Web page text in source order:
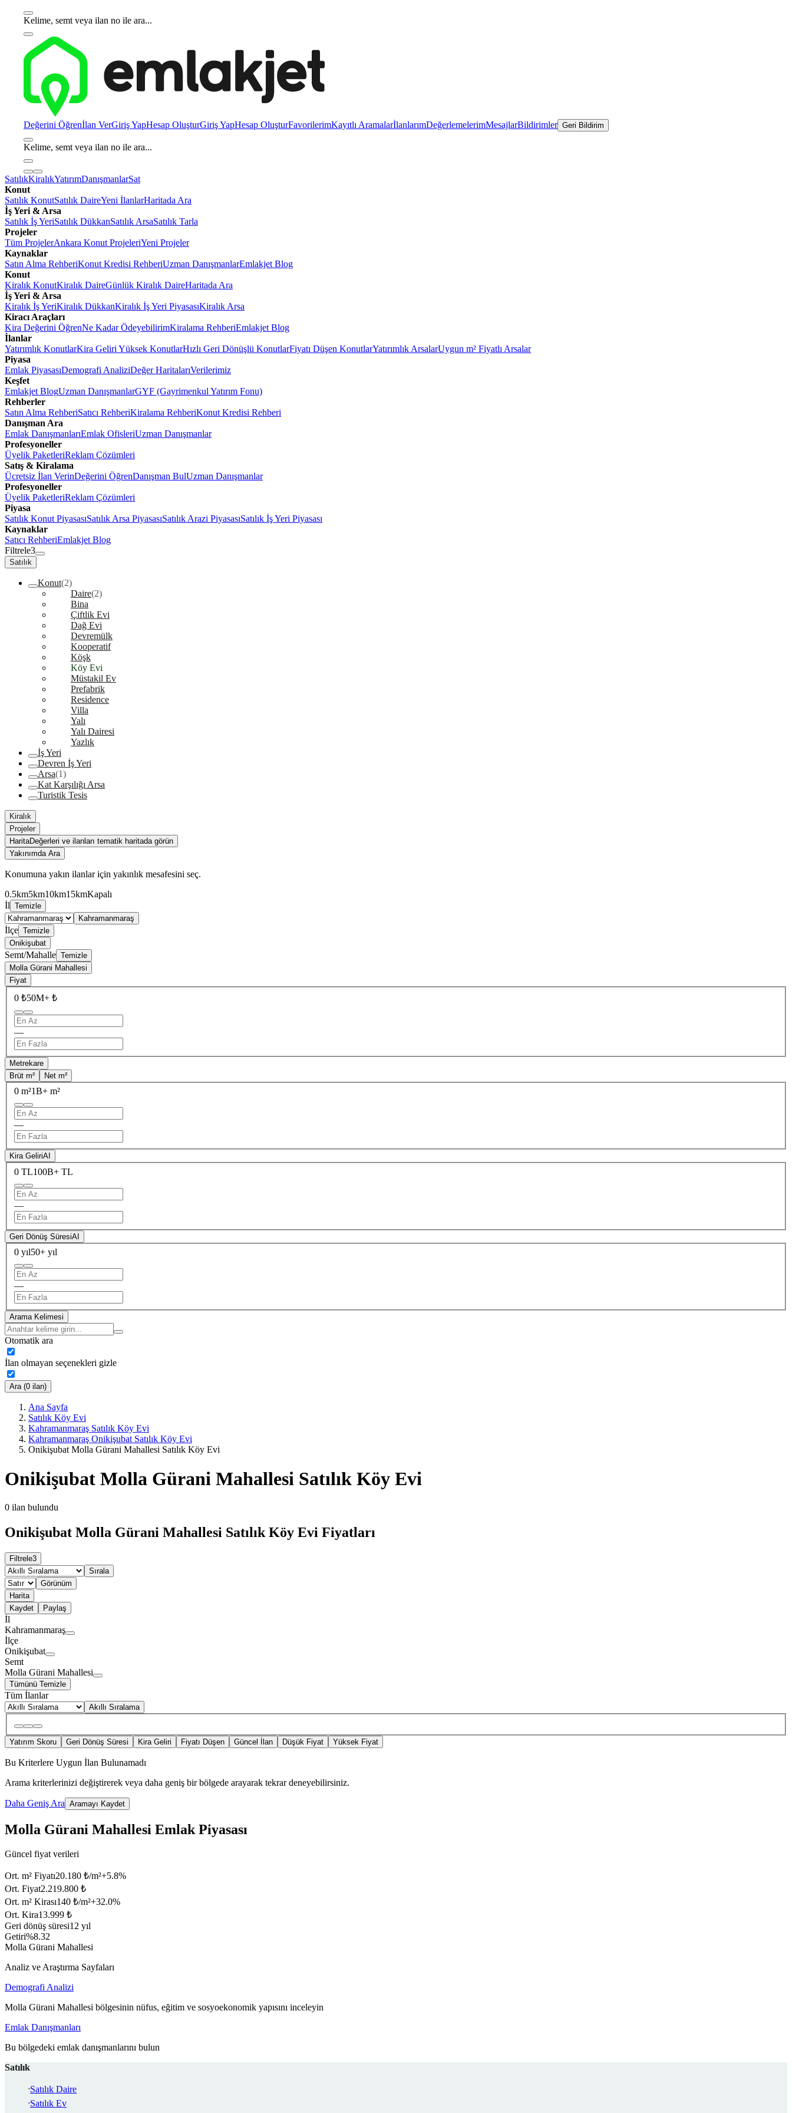
Kelime, semt veya ilan no ile ara...
Değerini Öğrenİlan VerGiriş YapHesap OluşturGiriş YapHesap OluşturFavorilerimKayıtlı AramalarİlanlarımDeğerlemelerimMesajlarBildirimler Geri Bildirim
Kelime, semt veya ilan no ile ara...
SatılıkKiralıkYatırımDanışmanlarSat
Konut
Satılık KonutSatılık DaireYeni İlanlarHaritada Ara
İş Yeri & Arsa
Satılık İş YeriSatılık DükkanSatılık ArsaSatılık Tarla
Projeler
Tüm ProjelerAnkara Konut ProjeleriYeni Projeler
Kaynaklar
Satın Alma RehberiKonut Kredisi RehberiUzman DanışmanlarEmlakjet Blog
Konut
Kiralık KonutKiralık DaireGünlük Kiralık DaireHaritada Ara
İş Yeri & Arsa
Kiralık İş YeriKiralık DükkanKiralık İş Yeri PiyasasıKiralık Arsa
Kiracı Araçları
Kira Değerini ÖğrenNe Kadar ÖdeyebilirimKiralama RehberiEmlakjet Blog
İlanlar
Yatırımlık KonutlarKira Geliri Yüksek KonutlarHızlı Geri Dönüşlü KonutlarFiyatı Düşen KonutlarYatırımlık ArsalarUygun m² Fiyatlı Arsalar
Piyasa
Emlak PiyasasıDemografi AnaliziDeğer HaritalarıVerilerimiz
Keşfet
Emlakjet BlogUzman DanışmanlarGYF (Gayrimenkul Yatırım Fonu)
Rehberler
Satın Alma RehberiSatıcı RehberiKiralama RehberiKonut Kredisi Rehberi
Danışman Ara
Emlak DanışmanlarıEmlak OfisleriUzman Danışmanlar
Profesyoneller
Üyelik PaketleriReklam Çözümleri
Satış & Kiralama
Ücretsiz İlan VerinDeğerini ÖğrenDanışman BulUzman Danışmanlar
Profesyoneller
Üyelik PaketleriReklam Çözümleri
Piyasa
Satılık Konut PiyasasıSatılık Arsa PiyasasıSatılık Arazi PiyasasıSatılık İş Yeri Piyasası
Kaynaklar
Satıcı RehberiEmlakjet Blog
Filtrele3
Satılık
Konut(2)
Daire(2)
Bina
Çiftlik Evi
Dağ Evi
Devremülk
Kooperatif
Köşk
Köy Evi
Müstakil Ev
Prefabrik
Residence
Villa
Yalı
Yalı Dairesi
Yazlık
İş Yeri
Devren İş Yeri
Arsa(1)
Kat Karşılığı Arsa
Turistik Tesis
Kiralık
Projeler
HaritaDeğerleri ve ilanları tematik haritada görün
Yakınımda Ara
Konumuna yakın ilanlar için yakınlık mesafesini seç.
0.5km5km10km15kmKapalı
İl Temizle
Kahramanmaraş
İlçe Temizle
Onikişubat
Semt/Mahalle Temizle
Molla Gürani Mahallesi
Fiyat
0 ₺50M+ ₺
—
Metrekare
Brüt m²
Net m²
0 m²1B+ m²
—
Kira GeliriAI
0 TL100B+ TL
—
Geri Dönüş SüresiAI
0 yıl50+ yıl
—
Arama Kelimesi
Otomatik ara
İlan olmayan seçenekleri gizle
Ara (0 ilan)
Ana Sayfa
Satılık Köy Evi
Kahramanmaraş Satılık Köy Evi
Kahramanmaraş Onikişubat Satılık Köy Evi
Onikişubat Molla Gürani Mahallesi Satılık Köy Evi
Onikişubat Molla Gürani Mahallesi Satılık Köy Evi
0 ilan bulundu
Onikişubat Molla Gürani Mahallesi Satılık Köy Evi Fiyatları
Filtrele3
Sırala
Görünüm
Harita
Kaydet
Paylaş
İl
Kahramanmaraş
İlçe
Onikişubat
Semt
Molla Gürani Mahallesi
Tümünü Temizle
Tüm İlanlar
Akıllı Sıralama
Yatırım Skoru Geri Dönüş Süresi Kira Geliri Fiyatı Düşen Güncel İlan Düşük Fiyat Yüksek Fiyat
Bu Kriterlere Uygun İlan Bulunamadı
Arama kriterlerinizi değiştirerek veya daha geniş bir bölgede arayarak tekrar deneyebilirsiniz.
Daha Geniş Ara Aramayı Kaydet
Molla Gürani Mahallesi Emlak Piyasası
Güncel fiyat verileri
Ort. m² Fiyatı20.180 ₺/m²+5.8%
Ort. Fiyat2.219.800 ₺
Ort. m² Kirası140 ₺/m²+32.0%
Ort. Kira13.999 ₺
Geri dönüş süresi12 yıl
Getiri%8.32
Molla Gürani Mahallesi
Analiz ve Araştırma Sayfaları
Demografi Analizi
Molla Gürani Mahallesi bölgesinin nüfus, eğitim ve sosyoekonomik yapısını inceleyin
Emlak Danışmanları
Bu bölgedeki emlak danışmanlarını bulun
Satılık
Satılık Daire
Satılık Ev